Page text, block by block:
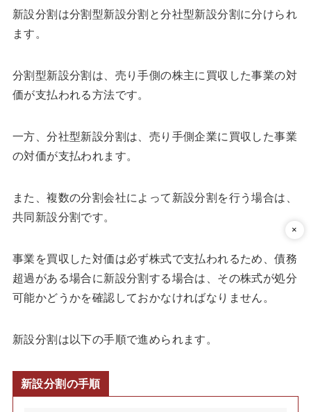
新設分割は分割型新設分割と分社型新設分割に分けられ
ます。
分割型新設分割は、売り手側の株主に買収した事業の対
価が支払われる方法です。
一方、分社型新設分割は、売り手側企業に買収した事業
の対価が支払われます。
また、複数の分割会社によって新設分割を行う場合は、
共同新設分割です。
事業を買収した対価は必ず株式で支払われるため、債務
超過がある場合に新設分割する場合は、その株式が処分
可能かどうかを確認しておかなければなりません。
新設分割は以下の手順で進められます。
新設分割の手順